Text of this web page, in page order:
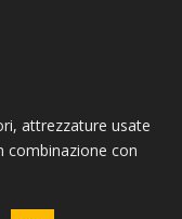
attrezzature usate
combinazione con